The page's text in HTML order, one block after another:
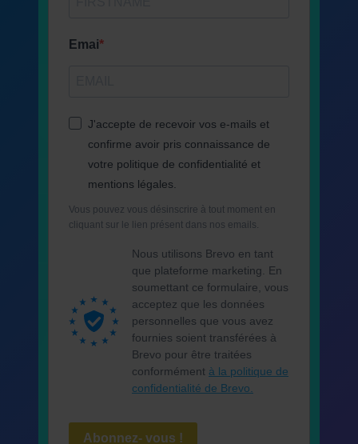
Emai
J'accepte de recevoir vos e-mails et
confirme avoir pris connaissance de
votre politique de confidentialité et
mentions légales.
Vous pouvez vous désinscrire à tout moment en
cliquant sur le lien présent dans nos emails.
Nous utilisons Brevo en tant
que plateforme marketing. En
soumettant ce formulaire, vous
acceptez que les données
personnelles que vous avez
fournies soient transférées à
Brevo pour être traitées
conformément à la politique de
confidentialité de Brevo.
Abonnez- vous !